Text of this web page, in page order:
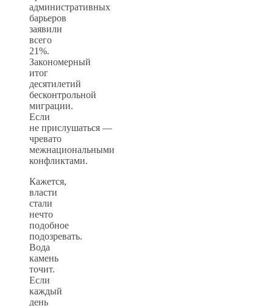
административных
барьеров
заявили
всего
21%.
Закономерный
итог
десятилетий
бесконтрольной
миграции.
Если
не прислушаться —
чревато
межнациональными
конфликтами.
Кажется,
власти
стали
нечто
подобное
подозревать.
Вода
камень
точит.
Если
каждый
день